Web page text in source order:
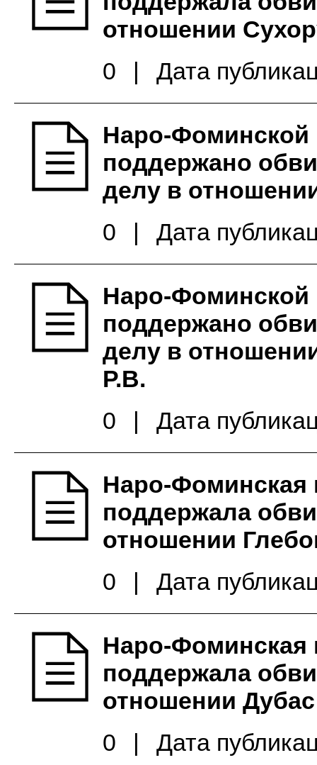
отношении
0
| Дата
Наро-Фоминской
поддержано
делу в
0
| Дата
Наро-Фоминской
поддержано
делу в
Р.В.
0
| Дата
Наро-Фоминская
поддержала
отношении
0
| Дата
Наро-Фоминская
поддержала
отношении
0
| Дата